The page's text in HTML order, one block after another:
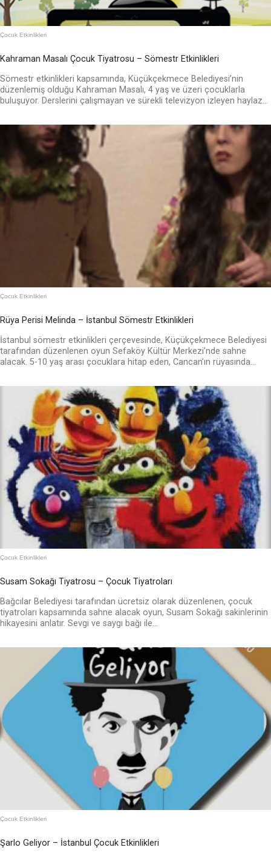
Çocuk Etkinlikleri
Kahraman Masalı Çocuk Tiyatrosu – Sömestr Etkinlikleri
Sömestr etkinlikleri kapsamında, Küçükçekmece Belediyesi’nin
düzenlemiş olduğu Kahraman Masalı, 4 yaş ve üzeri çocuklarla
buluşuyor. Derslerini çalışmayan ve sürekli televizyon izleyen haylaz...
Çocuk Etkinlikleri
Rüya Perisi Melinda – İstanbul Sömestr Etkinlikleri
İstanbul sömestr etkinlikleri çerçevesinde, Küçükçekmece Belediyesi
tarafından düzenlenen oyun Sefaköy Kültür Merkezi’nde sahne
alacak. 5-10 yaş arası çocuklara hitap eden, Cancan’ın rüyasında...
Çocuk Etkinlikleri
Susam Sokağı Tiyatrosu – Çocuk Tiyatroları
Bağcılar Belediyesi tarafından ücretsiz olarak düzenlenen, çocuk
tiyatroları kapsamında sahne alacak oyun, Susam Sokağı sakinlerinin
hikayesini anlatır. Sevgi ve saygı bağı ile...
Çocuk Etkinlikleri
Şarlo Geliyor – İstanbul Çocuk Etkinlikleri